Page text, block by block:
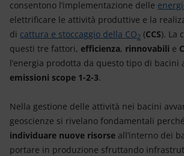
consentono l’implementazione delle
elettrificare le attività produttive e la
di cattura e stoccaggio della CO2 (CCS). La
questi tre fattori, efficienza, rinnovabili e
l’energia prodotta da questo tipo di bacini
emissioni scope 1-2-3.
Nella gestione delle attività nei bacini
geoscienze si rivelano fondamentali
individuare nuove risorse all’interno dei
portare in produzione sfruttando